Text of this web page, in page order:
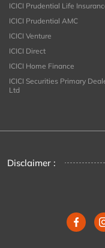
ICICI Prudential Life
ICICI Prudential AMC
ICICI Venture
ICICI Direct
ICICI Home Finance
ICICI Securities Primary
Ltd
Disclaimer :